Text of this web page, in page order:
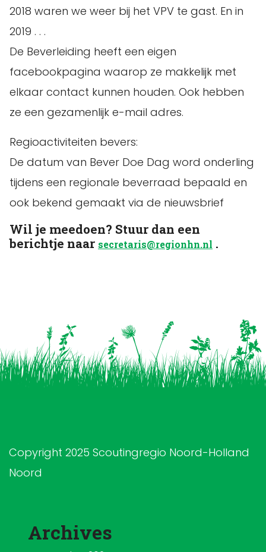
2018 waren we weer bij het VPV te gast. En in
2019 . . .
De Beverleiding heeft een eigen
facebookpagina waarop ze makkelijk met
elkaar contact kunnen houden. Ook hebben
ze een gezamenlijk e-mail adres.
Regioactiviteiten bevers:
De datum van Bever Doe Dag word onderling
tijdens een regionale beverraad bepaald en
ook bekend gemaakt via de nieuwsbrief
Wil je meedoen? Stuur dan een
berichtje naar secretaris@regionhn.nl .
Copyright 2025 Scoutingregio Noord-Holland
Noord
Archives